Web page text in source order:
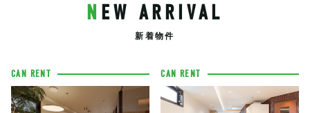
NEW ARRIVAL
新着物件
CAN RENT CAN RENT